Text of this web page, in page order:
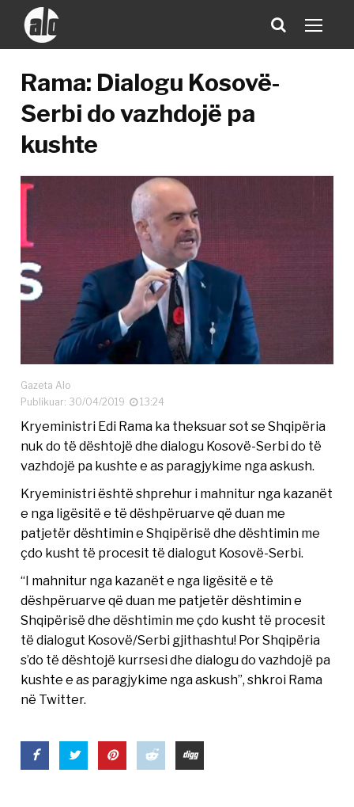
Rama: Dialogu Kosovë-
Serbi do vazhdojë pa
kushte
Gazeta Alo
Publikuar: 30/04/2019
13:24
Kryeministri Edi Rama ka theksuar sot se Shqipëria
nuk do të dështojë dhe dialogu Kosovë-Serbi do të
vazhdojë pa kushte e as paragjykime nga askush.
Kryeministri është shprehur i mahnitur nga kazanët
e nga ligësitë e të dëshpëruarve që duan me
patjetër dështimin e Shqipërisë dhe dështimin me
çdo kusht të procesit të dialogut Kosovë-Serbi.
“I mahnitur nga kazanët e nga ligësitë e të
dëshpëruarve që duan me patjetër dështimin e
Shqipërisë dhe dështimin me çdo kusht të procesit
të dialogut Kosovë/Serbi gjithashtu! Por Shqipëria
s’do të dështojë kurrsesi dhe dialogu do vazhdojë pa
kushte e as paragjykime nga askush”, shkroi Rama
në Twitter.